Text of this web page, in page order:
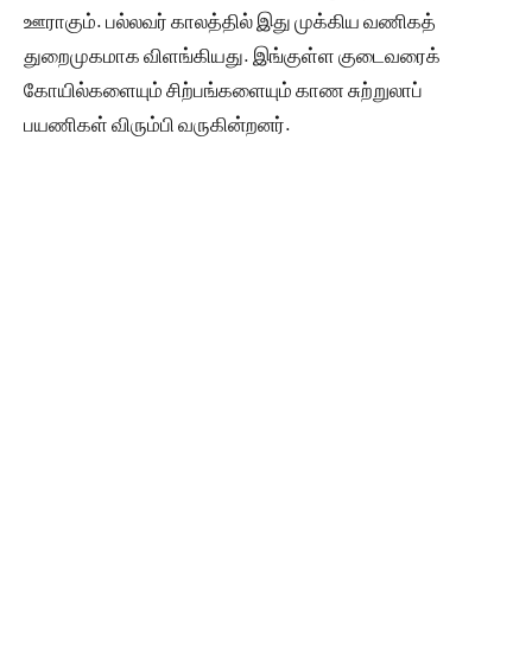
ஊராகும். பல்லவர் காலத்தில் இது முக்கிய வணிகத்
துறைமுகமாக விளங்கியது. இங்குள்ள குடைவரைக்
கோயில்களையும் சிற்பங்களையும் காண சுற்றுலாப்
பயணிகள் விரும்பி வருகின்றனர்.